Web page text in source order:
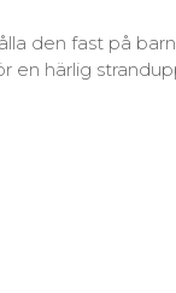
den fast på
en härlig